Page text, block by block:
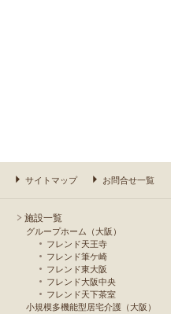
サイトマップ お問合せ一覧
施設一覧
グループホーム（大阪）
フレンド天王寺
フレンド筆ケ崎
フレンド東大阪
フレンド大阪中央
フレンド天下茶室
小規模多機能型居宅介護（大阪）